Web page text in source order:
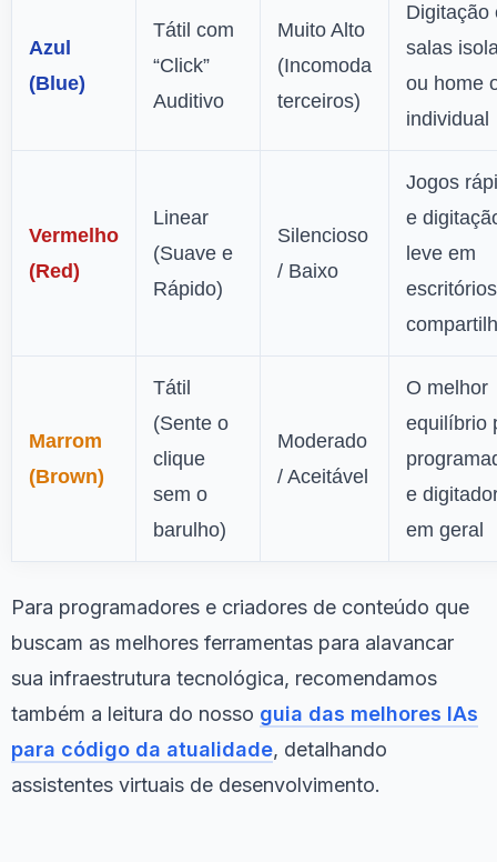
Azul
(Blue)
Tátil com
“Click”
Auditivo
Muito Alto
(Incomoda
terceiros)
Digitação
salas
ou home
individual
Vermelho
(Red)
Linear
(Suave e
Rápido)
Silencioso
/ Baixo
Jogos
e
leve em
escritórios
Marrom
(Brown)
Tátil
(Sente o
clique
sem o
barulho)
Moderado
/ Aceitável
O melhor
equilíbrio
e
em geral
Para programadores e criadores de conteúdo que
buscam as melhores ferramentas para alavancar
sua infraestrutura tecnológica, recomendamos
também a leitura do nosso guia das melhores IAs
para código da atualidade, detalhando
assistentes virtuais de desenvolvimento.